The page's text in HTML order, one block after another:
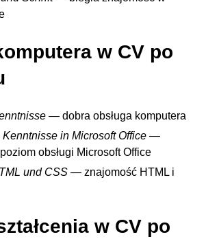
w CV po
— dobra obsługa komputera
in Microsoft Office —
obsługi Microsoft Office
und CSS — znajomość HTML i
w CV po